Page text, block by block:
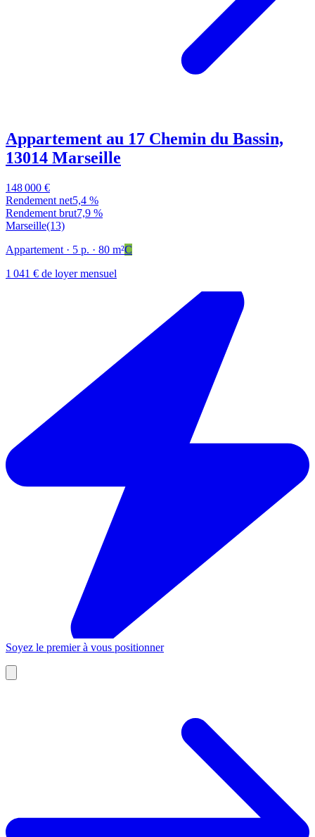
Appartement au 17 Chemin du Bassin,
13014 Marseille
148 000 €
Rendement net5,4 %
Rendement brut7,9 %
Marseille(13)
Appartement · 5 p. · 80 m²C
1 041 € de loyer mensuel
Soyez le premier à vous positionner